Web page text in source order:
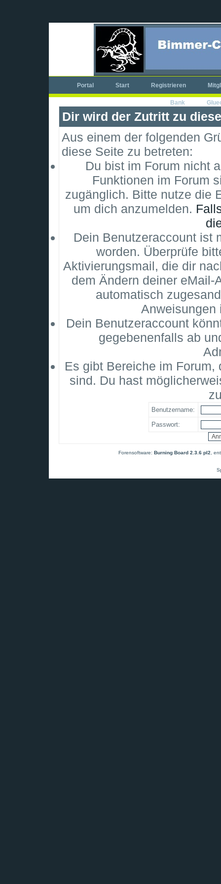
Portal Start Registrieren
Bank
Dir wird der Zutritt zu
Aus einem der folgenden
diese Seite zu betreten:
Du bist im Forum nicht
Funktionen im Forum
zugänglich. Bitte nutze die
um dich anzumelden.
Dein Benutzeraccount ist
worden. Überprüfe
Aktivierungsmail, die dir
dem Ändern deiner eMail-
automatisch
Anweisungen
Dein Benutzeraccount
gegebenenfalls ab
Es gibt Bereiche im
sind. Du hast
Benutzername:
Passwort:
Forensoftware: Burning Board 2.3.6 pl2 ,